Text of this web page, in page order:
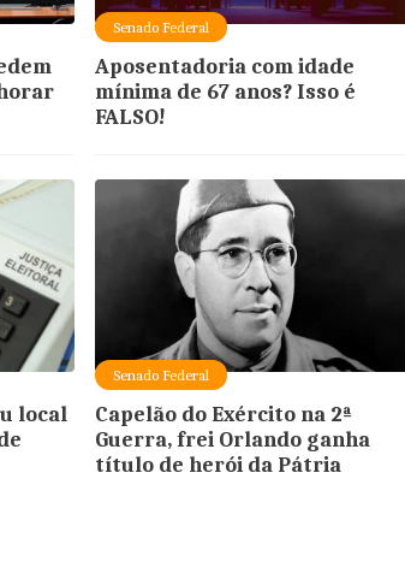
Senado Federal
Aposentadoria com idade
mínima de 67 anos? Isso é
FALSO!
local
Senado Federal
Capelão do Exército na 2ª
Guerra, frei Orlando ganha
título de herói da Pátria